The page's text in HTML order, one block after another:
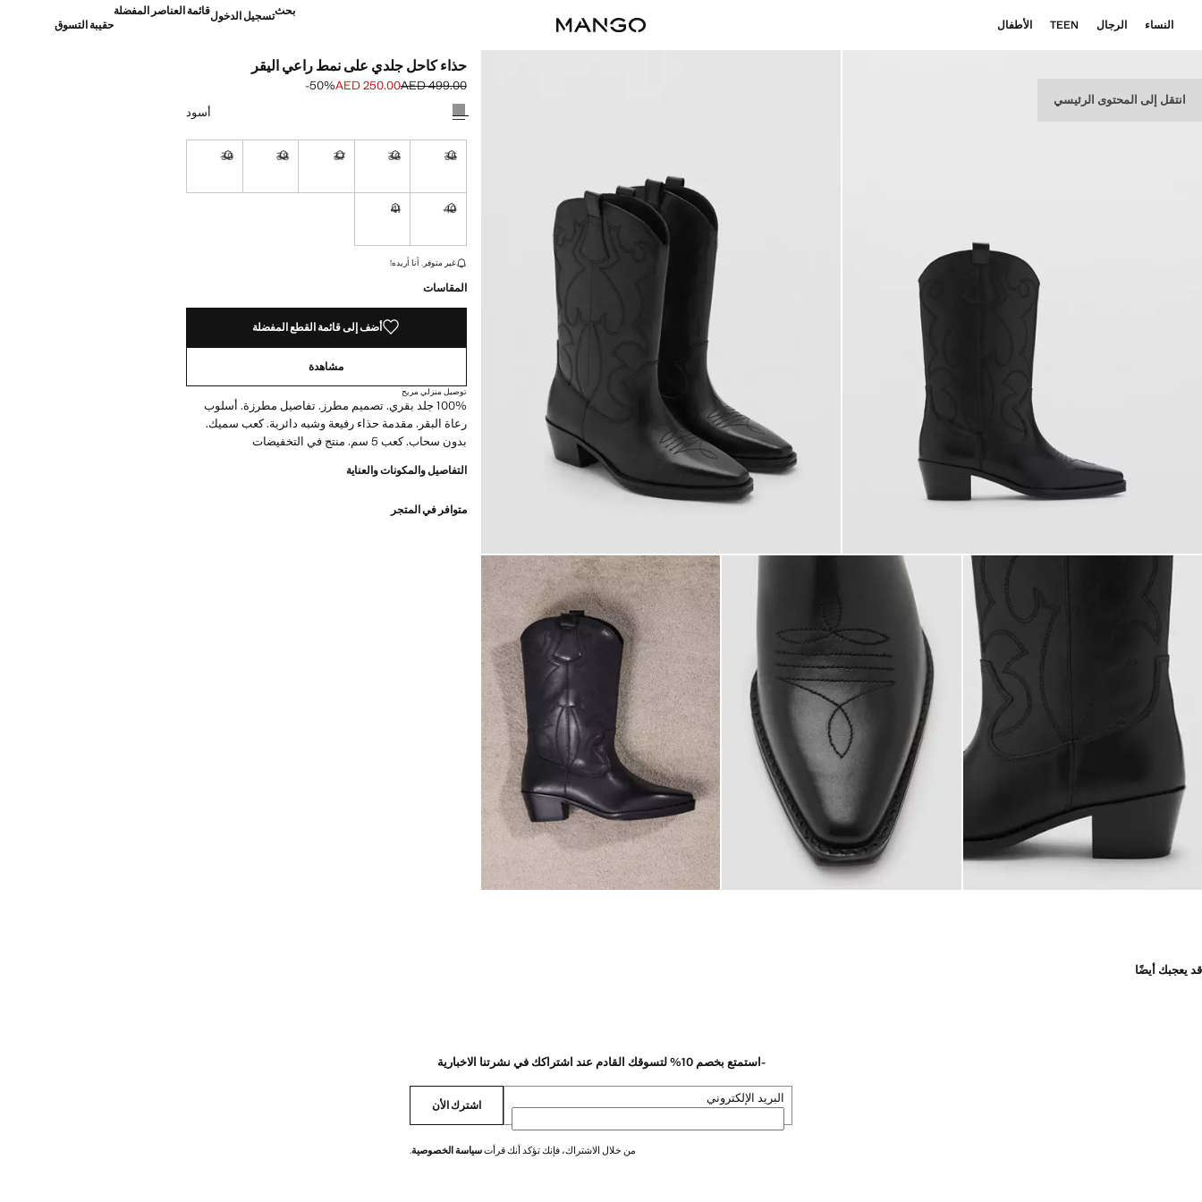
انتقل إلى المحتوى الرئيسي
النساء الرجال TEEN الأطفال
بحثتسجيل الدخولقائمة العناصر المفضلة
حقيبة التسوق
حذاء كاحل جلدي على نمط راعي اليقر
السعر الأول محذوف [AED 499.00 ]
AED 499.00
السعر الحالي [AED 250.00 ]AED 250.00
‎-50‎%‎
حدد اللون
أسود
35
36
37
38
39
40
41
القطع الأخيرة!
غير متوفر. أنا أريده!
المقاسات
أضف إلى قائمة القطع المفضلة
مشاهدة
توصيل منزلي مريح
100% جلد بقري. تصميم مطرز. تفاصيل مطرزة. أسلوب
رعاة البقر. مقدمة حذاء رفيعة وشبه دائرية. كعب سميك.
بدون سحاب. كعب 5 سم. منتج في التخفيضات
التفاصيل والمكونات والعناية
متوافر في المتجر
قد يعجبك أيضًا
-استمتع بخصم 10% لتسوقك القادم عند اشتراكك في نشرتنا الاخبارية
البريد الإلكتروني اشترك الأن
من خلال الاشتراك، فإنك تؤكد أنك قرأتسياسة الخصوصية.